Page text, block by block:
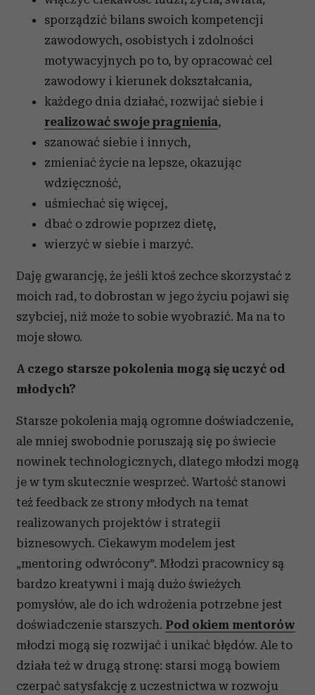
sporządzić bilans swoich kompetencji
zawodowych, osobistych i zdolności
motywacyjnych po to, by opracować cel
zawodowy i kierunek dokształcania,
każdego dnia działać, rozwijać siebie i
realizować swoje pragnienia,
szanować siebie i innych,
zmieniać życie na lepsze, okazując
wdzięczność,
uśmiechać się więcej,
dbać o zdrowie poprzez dietę,
wierzyć w siebie i marzyć.
Daję gwarancję, że jeśli ktoś zechce skorzystać z
moich rad, to dobrostan w jego życiu pojawi się
szybciej, niż może to sobie wyobrazić. Ma na to
moje słowo.
A czego starsze pokolenia mogą się uczyć od
młodych?
Starsze pokolenia mają ogromne doświadczenie,
ale mniej swobodnie poruszają się po świecie
nowinek technologicznych, dlatego młodzi mogą
je w tym skutecznie wesprzeć. Wartość stanowi
też feedback ze strony młodych na temat
realizowanych projektów i strategii
biznesowych. Ciekawym modelem jest
„mentoring odwrócony”. Młodzi pracownicy są
bardzo kreatywni i mają dużo świeżych
pomysłów, ale do ich wdrożenia potrzebne jest
doświadczenie starszych. Pod okiem mentorów
młodzi mogą się rozwijać i unikać błędów. Ale to
działa też w drugą stronę: starsi mogą bowiem
czerpać satysfakcję z uczestnictwa w rozwoju